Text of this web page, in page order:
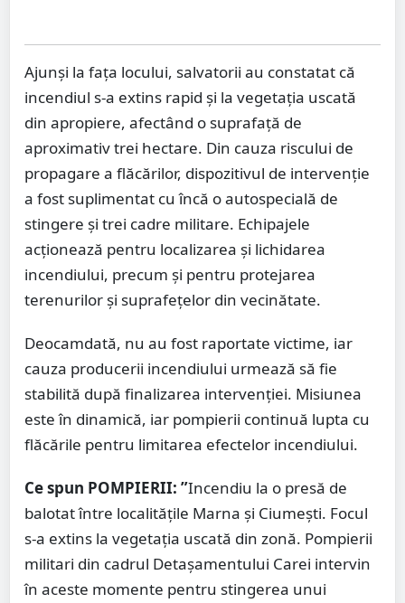
Ajunși la fața locului, salvatorii au constatat că
incendiul s-a extins rapid și la vegetația uscată
din apropiere, afectând o suprafață de
aproximativ trei hectare. Din cauza riscului de
propagare a flăcărilor, dispozitivul de intervenție
a fost suplimentat cu încă o autospecială de
stingere și trei cadre militare. Echipajele
acționează pentru localizarea și lichidarea
incendiului, precum și pentru protejarea
terenurilor și suprafețelor din vecinătate.
Deocamdată, nu au fost raportate victime, iar
cauza producerii incendiului urmează să fie
stabilită după finalizarea intervenției. Misiunea
este în dinamică, iar pompierii continuă lupta cu
flăcările pentru limitarea efectelor incendiului.
Ce spun POMPIERII: ”Incendiu la o presă de
balotat între localitățile Marna și Ciumești. Focul
s-a extins la vegetația uscată din zonă. Pompierii
militari din cadrul Detașamentului Carei intervin
în aceste momente pentru stingerea unui